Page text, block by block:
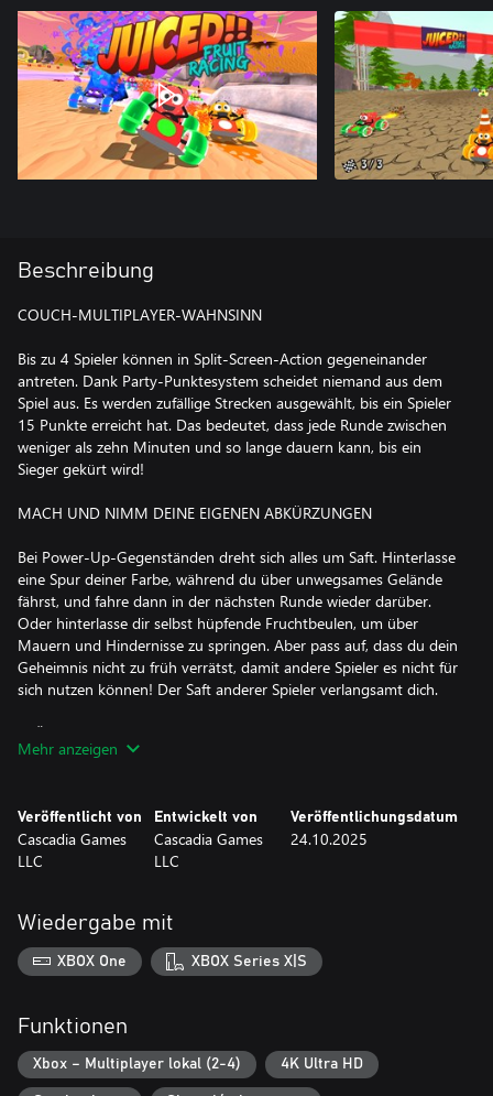
Beschreibung
COUCH-MULTIPLAYER-WAHNSINN
Bis zu 4 Spieler können in Split-Screen-Action gegeneinander
antreten. Dank Party-Punktesystem scheidet niemand aus dem
Spiel aus. Es werden zufällige Strecken ausgewählt, bis ein Spieler
15 Punkte erreicht hat. Das bedeutet, dass jede Runde zwischen
weniger als zehn Minuten und so lange dauern kann, bis ein
Sieger gekürt wird!
MACH UND NIMM DEINE EIGENEN ABKÜRZUNGEN
Bei Power-Up-Gegenständen dreht sich alles um Saft. Hinterlasse
eine Spur deiner Farbe, während du über unwegsames Gelände
fährst, und fahre dann in der nächsten Runde wieder darüber.
Oder hinterlasse dir selbst hüpfende Fruchtbeulen, um über
Mauern und Hindernisse zu springen. Aber pass auf, dass du dein
Geheimnis nicht zu früh verrätst, damit andere Spieler es nicht für
sich nutzen können! Der Saft anderer Spieler verlangsamt dich.
PRÄZISE STEUERUNG UND LENKUNG
bist. Dank schneller Beschleunigung und kurzen Drehern behältst
du immer die Kontrolle und bist mitten im Geschehen.
Es gibt 16 einzigartige Strecken mit engen Kurven, Hügeln und
Tälern und vielen Boosts. Jede Strecke hat mehrere versteckte
Abkürzungen, die es zu entdecken und für den Sieg zu nutzen
Mehr anzeigen
Veröffentlicht von
Cascadia Games
LLC
Entwickelt von
Cascadia Games
LLC
Veröffentlichungsdatum
24.10.2025
Wiedergabe mit
XBOX One XBOX Series X|S
Funktionen
Xbox – Multiplayer lokal (2-4) 4K Ultra HD